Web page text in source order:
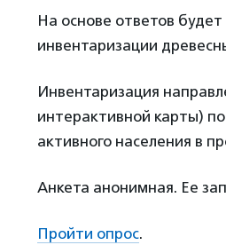
На основе ответов
инвентаризации
Инвентаризация
интерактивной карты)
активного населения в
Анкета анонимная. Ее
Пройти опрос.